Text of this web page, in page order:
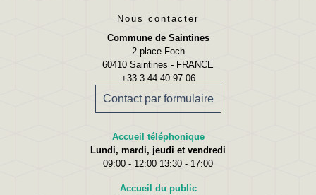
Nous contacter
Commune de Saintines
2 place Foch
60410 Saintines - FRANCE
+33 3 44 40 97 06
Contact par formulaire
Accueil téléphonique
Lundi, mardi, jeudi et vendredi
09:00 - 12:00 13:30 - 17:00
Accueil du public